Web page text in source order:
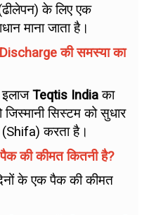
के लिए एक
माना जाता है।
की समस्या का
Teqtis Indiaका
जिस्मानी सिस्टम को सुधार
करता है।
की कीमत कितनी है?
के एक पैक की कीमत